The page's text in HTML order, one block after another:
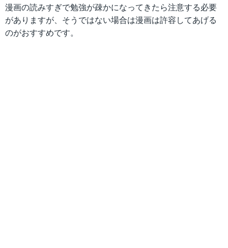
漫画の読みすぎで勉強が疎かになってきたら注意する必要
がありますが、そうではない場合は漫画は許容してあげる
のがおすすめです。